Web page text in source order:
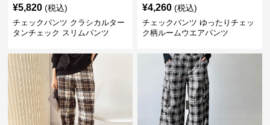
¥5,820 (税込)
チェックパンツ クラシカルター
タンチェック スリムパンツ
¥4,260 (税込)
チェックパンツ ゆったりチェッ
ク柄ルームウエアパンツ